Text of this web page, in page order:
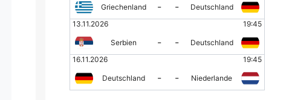
Griechenland - -
Deutschland
13.11.2026
19:45
Serbien - -
Deutschland
16.11.2026
19:45
Deutschland - - Niederlande